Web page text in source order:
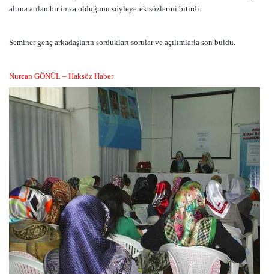
altına atılan bir imza olduğunu söyleyerek sözlerini bitirdi.
Seminer genç arkadaşların sordukları sorular ve açılımlarla son buldu.
Nurcan GÖNÜL – Haksöz Haber